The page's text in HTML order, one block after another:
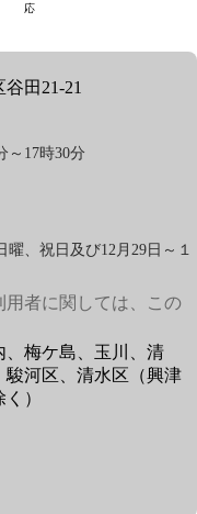
応
田21-21
～17時30分
曜、祝日及び12月29日～１
用者に関しては、この
、梅ケ島、玉川、清
駿河区、清水区（興津
）